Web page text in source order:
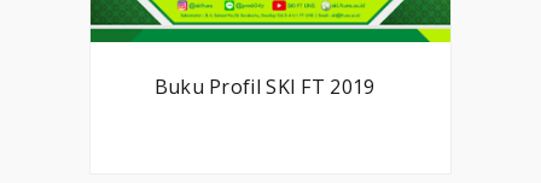
Buku Profil SKI FT 2019